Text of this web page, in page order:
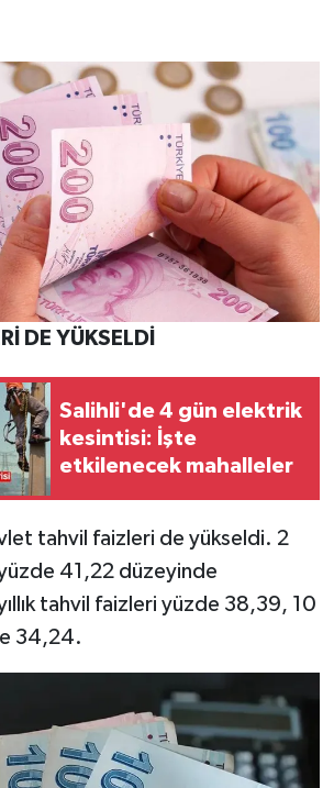
DE YÜKSELDİ
Salihli'de 4 gün elektrik
kesintisi: İşte
etkilenecek mahalleler
tahvil faizleri de yükseldi. 2
yüzde 41,22 düzeyinde
tahvil faizleri yüzde 38,39, 10
34,24.